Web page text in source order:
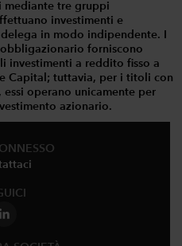
mediante tre gruppi
investimenti e
in modo indipendente. I
forniscono
investimenti a reddito fisso a
Capital; tuttavia, per i titoli con
operano unicamente per
azionario.